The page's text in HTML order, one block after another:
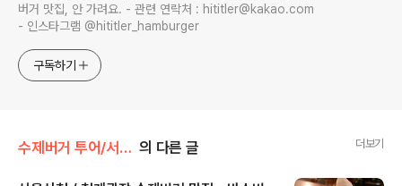
버거 맛집, 안 가려요. - 관련 연락처 : hititler@kakao.com
- 인스타그램 @hititler_hamburger
구독하기
수제버거 투어/서울 &수도권 의 다른 글 더보기